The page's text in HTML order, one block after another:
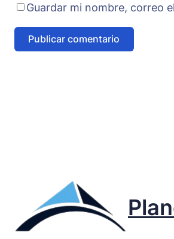
Guardar mi nombre, correo